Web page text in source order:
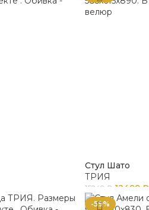
Стул Шато
ТРИЯ
15249 ₽ 12499 ₽
-59%